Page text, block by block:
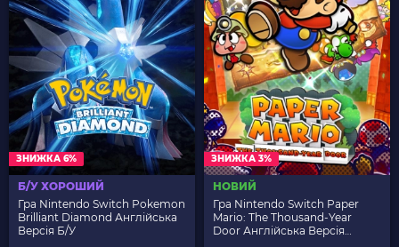
ЗНИЖКА 6%
Б/У ХОРОШИЙ
Гра Nintendo Switch Pokemon
Brilliant Diamond Англійська
Версія Б/У
ЗНИЖКА 3%
НОВИЙ
Гра Nintendo Switch Paper
Mario: The Thousand-Year
Door Англійська Версія